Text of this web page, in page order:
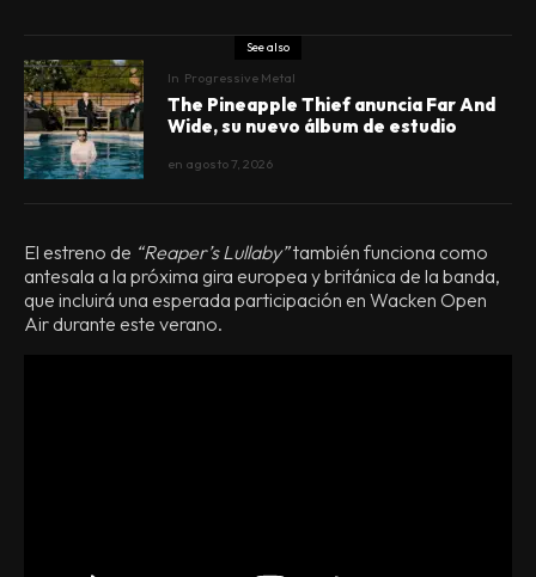
See also
In Progressive Metal
The Pineapple Thief anuncia Far And
Wide, su nuevo álbum de estudio
en agosto 7, 2026
El estreno de “Reaper’s Lullaby”también funciona como
antesala a la próxima gira europea y británica de la banda,
que incluirá una esperada participación en Wacken Open
Air durante este verano.